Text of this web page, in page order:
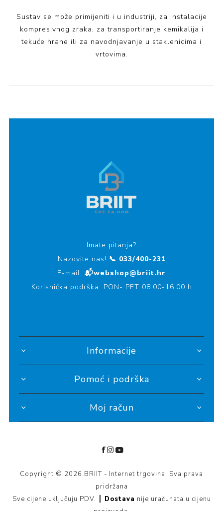
Sustav se može primijeniti i u industriji, za instalacije
kompresivnog zraka, za transportiranje kemikalija i
tekuće hrane ili za navodnjavanje u staklenicima i
vrtovima.
Imate pitanja?
Nazovite nas! 📞 033/400-231
E-mail: 📬webshop@briit.hr
Korisnička podrška: PON- PET 08:00-16:00 h
Informacije
Pomoć i podrška
Moj račun
Copyright © 2026 BRIIT - Internet trgovina. Sva prava
pridržana
Sve cijene uključuju PDV. ┃ Dostava nije uračunata u cijenu